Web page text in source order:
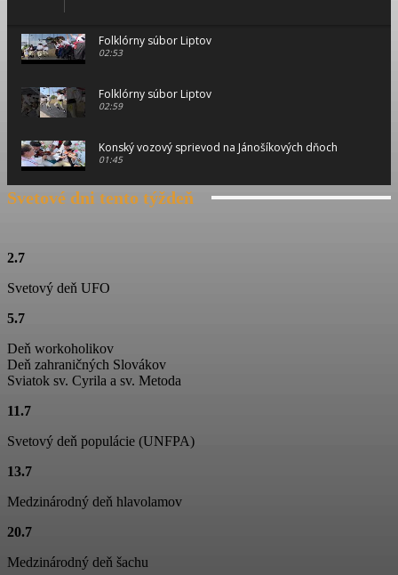
Folklórny súbor Liptov
02:53
Folklórny súbor Liptov
02:59
Konský vozový sprievod na Jánošíkových dňoch
01:45
Konský vozový sprievod na Jánošíkových dňoch
Jánošíkove dni
01:06
Svetové dni tento týždeň
2.7
Svetový deň UFO
5.7
Deň workoholikov
Deň zahraničných Slovákov
Sviatok sv. Cyrila a sv. Metoda
11.7
Svetový deň populácie (UNFPA)
13.7
Medzinárodný deň hlavolamov
20.7
Medzinárodný deň šachu